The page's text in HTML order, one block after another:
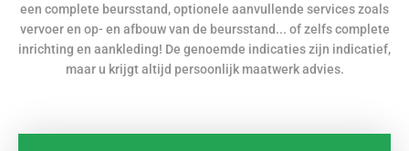
een complete beursstand, optionele aanvullende services zoals
vervoer en op- en afbouw van de beursstand... of zelfs complete
inrichting en aankleding! De genoemde indicaties zijn indicatief,
maar u krijgt altijd persoonlijk maatwerk advies.